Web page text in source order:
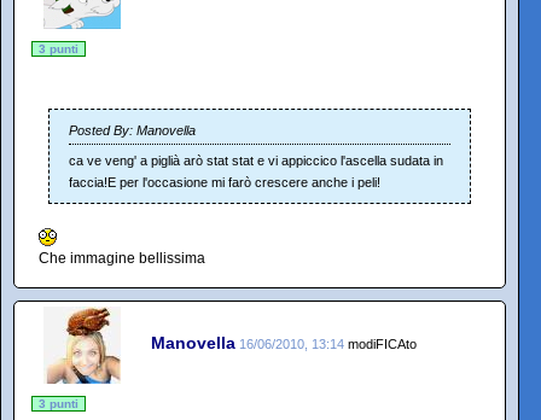
3 punti
Posted By: Manovella
ca ve veng' a piglià arò stat stat e vi appiccico l'ascella sudata in
faccia!E per l'occasione mi farò crescere anche i peli!
Che immagine bellissima
Manovella 16/06/2010, 13:14 modiFICAto
3 punti